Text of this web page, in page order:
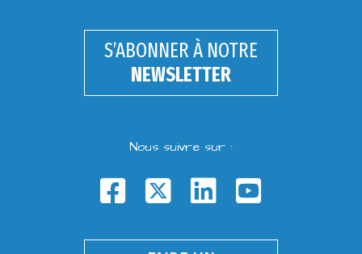
S’ABONNER À NOTRE
NEWSLETTER
Nous suivre sur :